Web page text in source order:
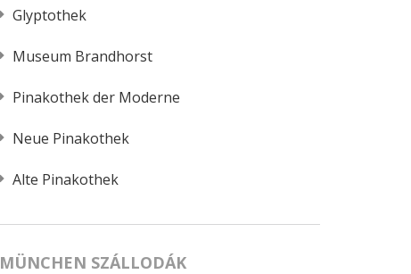
Glyptothek
Museum Brandhorst
Pinakothek der Moderne
Neue Pinakothek
Alte Pinakothek
MÜNCHEN SZÁLLODÁK